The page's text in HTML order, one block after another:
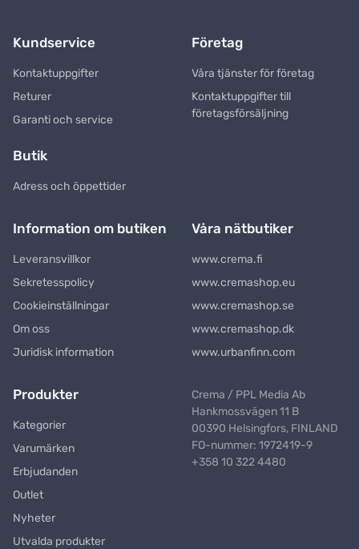
Kundservice
Kontaktuppgifter
Returer
Garanti och service
Företag
Våra tjänster för företag
Kontaktuppgifter till
företagsförsäljning
Butik
Adress och öppettider
Information om butiken
Leveransvillkor
Sekretesspolicy
Cookieinställningar
Om oss
Juridisk information
Våra nätbutiker
www.crema.fi
www.cremashop.eu
www.cremashop.se
www.cremashop.dk
www.urbanfinn.com
Produkter
Kategorier
Varumärken
Erbjudanden
Outlet
Nyheter
Utvalda produkter
Crema / PPL Media Ab
Hankmossvägen 11 B
00390 Helsingfors, FINLAND
FO-nummer: 1972419-9
+358 10 322 4480